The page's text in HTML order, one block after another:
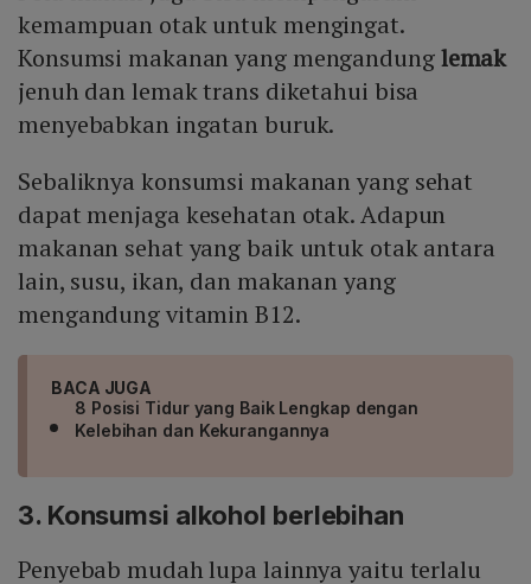
kemampuan otak untuk mengingat.
Konsumsi makanan yang mengandunglemak
jenuh dan lemak trans diketahui bisa
menyebabkan ingatan buruk.
Sebaliknya konsumsi makanan yang sehat
dapat menjaga kesehatan otak. Adapun
makanan sehat yang baik untuk otak antara
lain, susu, ikan, dan makanan yang
mengandung vitamin B12.
BACA JUGA
8 Posisi Tidur yang Baik Lengkap dengan
Kelebihan dan Kekurangannya
3. Konsumsi alkohol berlebihan
Penyebab mudah lupa lainnya yaitu terlalu